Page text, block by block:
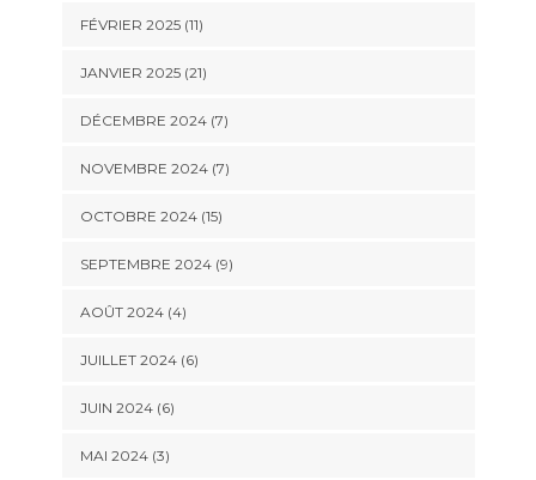
FÉVRIER 2025 (11)
JANVIER 2025 (21)
DÉCEMBRE 2024 (7)
NOVEMBRE 2024 (7)
OCTOBRE 2024 (15)
SEPTEMBRE 2024 (9)
AOÛT 2024 (4)
JUILLET 2024 (6)
JUIN 2024 (6)
MAI 2024 (3)